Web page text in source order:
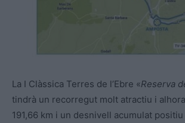
La I Clàssica Terres de l’Ebre «Reserva
tindrà un recorregut molt atractiu i
191,66 km i un desnivell acumulat